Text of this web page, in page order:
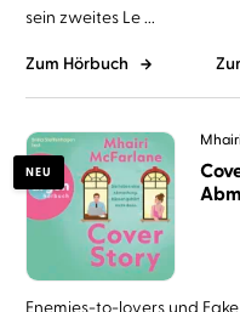
sein zweites Le ...
Zum Hörbuch
NEU
Enemies-to-lovers und